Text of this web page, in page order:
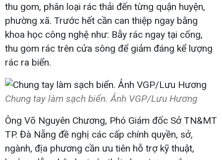
thu gom, phân loại rác thải đến từng quận huyện,
phường xã. Trước hết cần can thiệp ngay bằng
khoa học công nghệ như: Bẫy rác ngay tại cống,
thu gom rác trên cửa sông để giảm đáng kể lượng
rác ra biển.
Chung tay làm sạch biển. Ảnh VGP/Lưu Hương
Ông Võ Nguyên Chương, Phó Giám đốc Sở TN&MT
TP. Đà Nẵng đề nghị các cấp chính quyền, sở,
ngành, địa phương cần ưu tiên hỗ trợ kỹ thuật,